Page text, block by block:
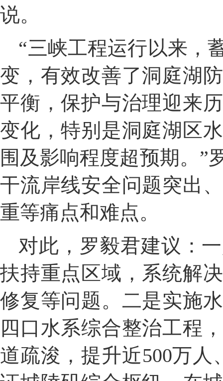
说。
“三峡工程运行以来，
变，有效改善了洞庭湖
平衡，保护与治理迎来
变化，特别是洞庭湖区
围及影响程度超预期。”
干流岸线安全问题突出
重等痛点和难点。
对此，罗毅君建议：
扶持重点区域，系统解
修复等问题。二是实施
四口水系综合整治工程
道疏浚，提升近500万